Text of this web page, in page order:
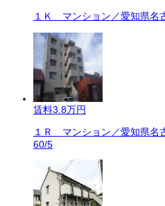
１Ｋ マンション／愛知県名
賃料3.8万円
１Ｒ マンション／愛知県名
60/5